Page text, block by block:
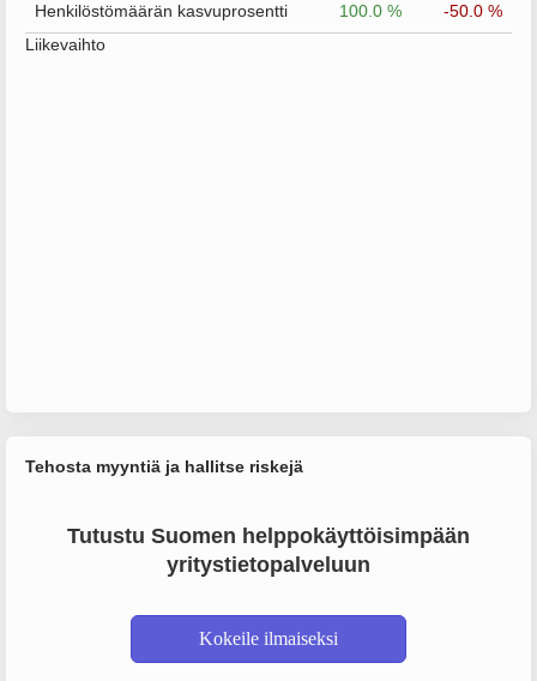
Henkilöstömäärän kasvuprosentti 100.0 %
-50.0 %
Liikevaihto
Tehosta myyntiä ja hallitse riskejä
Tutustu Suomen helppokäyttöisimpään
yritystietopalveluun
Kokeile ilmaiseksi